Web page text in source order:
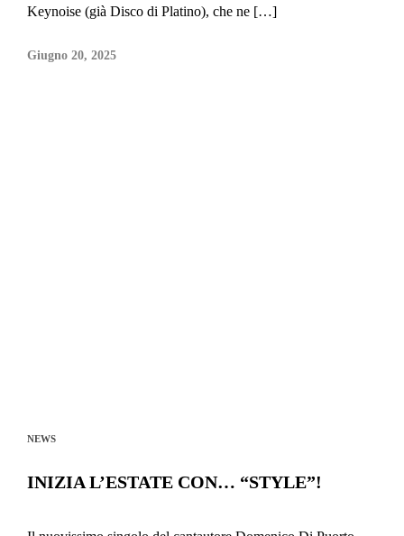
Keynoise (già Disco di Platino), che ne […]
Giugno 20, 2025
NEWS
INIZIA L’ESTATE CON… “STYLE”!